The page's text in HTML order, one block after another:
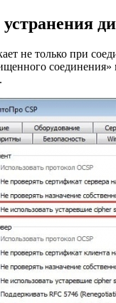
не только при
соединения»